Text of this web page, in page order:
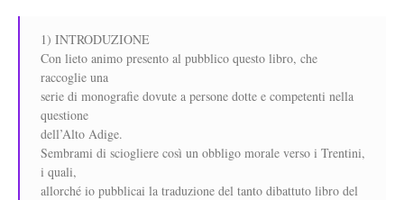
1) INTRODUZIONE
Con lieto animo presento al pubblico questo libro, che
raccoglie una
serie di monografie dovute a persone dotte e competenti nella
questione
dell’Alto Adige.
Sembrami di sciogliere così un obbligo morale verso i Trentini,
i quali,
allorché io pubblicai la traduzione del tanto dibattuto libro del